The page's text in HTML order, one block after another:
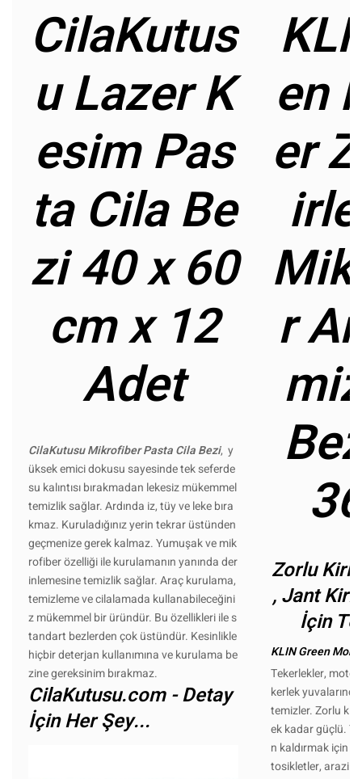
CilaKutus
u Lazer K
esim Pas
ta Cila Be
zi 40 x 60
cm x 12
Adet
CilaKutusu Mikrofiber Pasta Cila Bezi, y
üksek emici dokusu sayesinde tek seferde
su kalıntısı bırakmadan lekesiz mükemmel
temizlik sağlar. Ardında iz, tüy ve leke bıra
kmaz. Kuruladığınız yerin tekrar üstünden
geçmenize gerek kalmaz. Yumuşak ve mik
rofiber özelliği ile kurulamanın yanında der
inlemesine temizlik sağlar. Araç kurulama,
temizleme ve cilalamada kullanabileceğini
z mükemmel bir üründür. Bu özellikleri ile s
tandart bezlerden çok üstündür. Kesinlikle
hiçbir deterjan kullanımına ve kurulama be
zine gereksinim bırakmaz.
CilaKutusu.com - Detay
İçin Her Şey...
en
er
r
Zorlu
, Jant Kiri
İçin
KLIN Green
Tekerlekler,
kerlek
temizler. Zorlu
ek kadar güçlü.
n kaldırmak için
tosikletler, arazi